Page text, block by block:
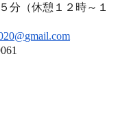
分（休憩１２時～ １
gmail.com